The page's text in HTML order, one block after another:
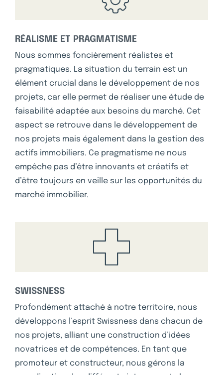
RÉALISME ET PRAGMATISME
Nous sommes foncièrement réalistes et
pragmatiques. La situation du terrain est un
élément crucial dans le développement de nos
projets, car elle permet de réaliser une étude de
faisabilité adaptée aux besoins du marché. Cet
aspect se retrouve dans le développement de
nos projets mais également dans la gestion des
actifs immobiliers. Ce pragmatisme ne nous
empêche pas d’être innovants et créatifs et
d’être toujours en veille sur les opportunités du
marché immobilier.
SWISSNESS
Profondément attaché à notre territoire, nous
développons l’esprit Swissness dans chacun de
nos projets, alliant une construction d’idées
novatrices et de compétences. En tant que
promoteur et constructeur, nous gérons la